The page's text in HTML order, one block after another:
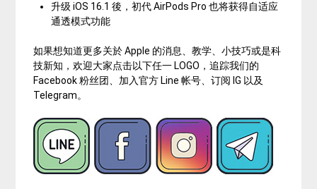
升级 iOS 16.1 後，初代 AirPods Pro 也将获得自适应
通透模式功能
如果想知道更多关於 Apple 的消息、教学、小技巧或是科
技新知，欢迎大家点击以下任一 LOGO，追踪我们的
Facebook 粉丝团、加入官方 Line 帐号、订阅 IG 以及
Telegram。